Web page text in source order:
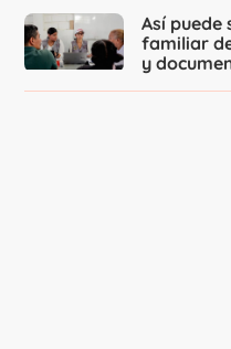
Así puede
familiar
y